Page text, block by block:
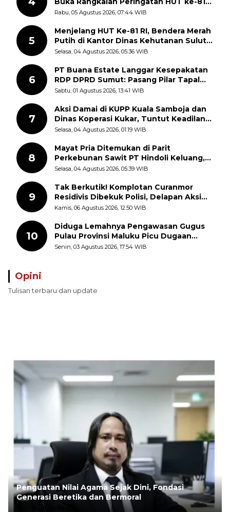
Kemerdekaan RI, ASN Diajak Perkuat
Rabu, 05 Agustus 2026, 07:44 WIB
5
Menjelang HUT Ke-81 RI, Bendera Merah
Putih di Kantor Dinas Kehutanan Sulut
Disorot Warga
Selasa, 04 Agustus 2026, 05:36 WIB
6
PT Buana Estate Langgar Kesepakatan
RDP DPRD Sumut: Pasang Pilar Tapal
Batas Sepihak Tanpa Libatkan
Sabtu, 01 Agustus 2026, 13:41 WIB
7
Aksi Damai di KUPP Kuala Samboja dan
Dinas Koperasi Kukar, Tuntut Keadilan
dan Kesempatan Kerja yang Adil
Selasa, 04 Agustus 2026, 01:19 WIB
8
Mayat Pria Ditemukan di Parit
Perkebunan Sawit PT Hindoli Keluang,
Polisi Selidiki Penyebab Kematian
Selasa, 04 Agustus 2026, 05:39 WIB
9
Tak Berkutik! Komplotan Curanmor
Residivis Dibekuk Polisi, Delapan Aksi
Curanmor Di Candipuro Terungkap
Kamis, 06 Agustus 2026, 12:50 WIB
10
Diduga Lemahnya Pengawasan Gugus
Pulau Provinsi Maluku Picu Dugaan
Pungli terhadap Nelayan Bale-Bale di
Senin, 03 Agustus 2026, 17:54 WIB
Opini
Tulisan terbaru dan update
Penguatan Nilai Agama Sejak Dini, Fondasi
Generasi Beretika dan Bermoral
Rudi Andesta